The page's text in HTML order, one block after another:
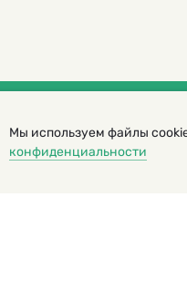
© 2000 – 2026. Кукумбер.
Копирование материалов возможно
Мы используем файлы
конфиденциальности